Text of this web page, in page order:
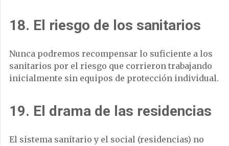
18. El riesgo de los sanitarios
Nunca podremos recompensar lo suficiente a los
sanitarios por el riesgo que corrieron trabajando
inicialmente sin equipos de protección individual.
19. El drama de las residencias
El sistema sanitario y el social (residencias) no